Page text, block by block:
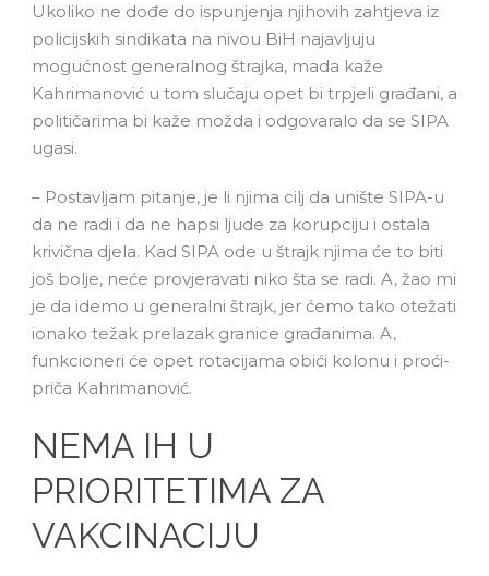
Ukoliko ne dođe do ispunjenja njihovih zahtjeva iz
policijskih sindikata na nivou BiH najavljuju
mogućnost generalnog štrajka, mada kaže
Kahrimanović u tom slučaju opet bi trpjeli građani, a
političarima bi kaže možda i odgovaralo da se SIPA
ugasi.
– Postavljam pitanje, je li njima cilj da unište SIPA-u
da ne radi i da ne hapsi ljude za korupciju i ostala
krivična djela. Kad SIPA ode u štrajk njima će to biti
još bolje, neće provjeravati niko šta se radi. A, žao mi
je da idemo u generalni štrajk, jer ćemo tako otežati
ionako težak prelazak granice građanima. A,
funkcioneri će opet rotacijama obići kolonu i proći-
priča Kahrimanović.
NEMA IH U
PRIORITETIMA ZA
VAKCINACIJU